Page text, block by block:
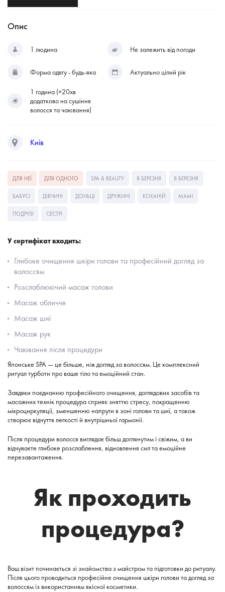
Опис
1 людина Не залежить від погоди
Форма одягу - будь-яка Актуально цілий рік
1 година (+20хв
додатково на сушіння
волосся та чаювання)
Київ
ДЛЯ НЕЇ ДЛЯ ОДНОГО SPA & BEAUTY 8 БЕРЕЗНЯ 8 БЕРЕЗНЯ
БАБУСІ ДІВЧИНІ ДОНЬЦІ ДРУЖИНІ КОХАНІЙ МАМІ
ПОДРУЗІ СЕСТРІ
У сертифікат входить:
Глибоке очищення шкіри голови та професійний догляд за
волоссям
Розслаблюючий масаж голови
Масаж обличчя
Масаж шиї
Масаж рук
Чаювання після процедури
Японське SPA — це більше, ніж догляд за волоссям. Це комплексний
ритуал турботи про ваше тіло та емоційний стан.
Завдяки поєднанню професійного очищення, доглядових засобів та
масажних технік процедура сприяє зняттю стресу, покращенню
мікроциркуляції, зменшенню напруги в зоні голови та шиї, а також
створює відчуття легкості й внутрішньої гармонії.
Після процедури волосся виглядає більш доглянутим і свіжим, а ви
відчуваєте глибоке розслаблення, відновлення сил та емоційне
перезавантаження.
Як проходить
процедура?
Ваш візит починається зі знайомства з майстром та підготовки до ритуалу.
Після цього проводиться професійне очищення шкіри голови та догляд за
волоссям із використанням якісної косметики.